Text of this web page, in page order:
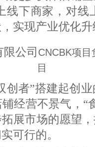
线下商家，对线
实现产业优化
公司 CNCBK项
目
创者”搭建起创
经营不景气，“
展市场的愿望
可行的。